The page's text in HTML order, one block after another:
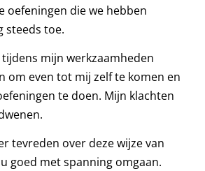
oefeningen die we hebben
steeds toe.
mijn werkzaamheden
om even tot mij zelf te komen en
te doen. Mijn klachten
tevreden over deze wijze van
goed met spanning omgaan.